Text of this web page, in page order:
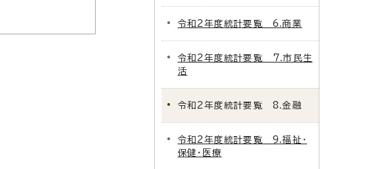
令和2年度統計要覧 6.商業
令和2年度統計要覧 7.市民生
活
令和2年度統計要覧 8.金融
令和2年度統計要覧 9.福祉・
保健・医療